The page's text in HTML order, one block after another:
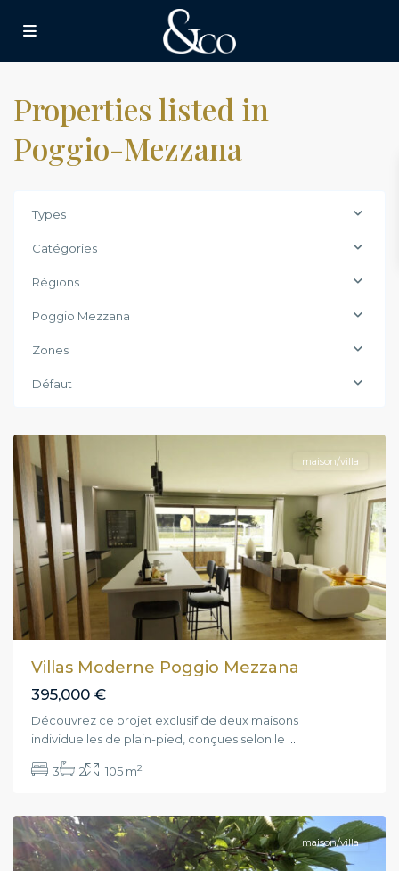
Properties listed in
Poggio-Mezzana
Types
Catégories
Régions
Poggio Mezzana
Zones
Défaut
maison/villa
Villas Moderne Poggio Mezzana
395,000 €
Découvrez ce projet exclusif de deux maisons
individuelles de plain-pied, conçues selon le
3 2 105 m2
Poggio-
maison/villa